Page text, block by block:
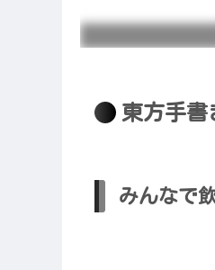
東方手書
みんなで